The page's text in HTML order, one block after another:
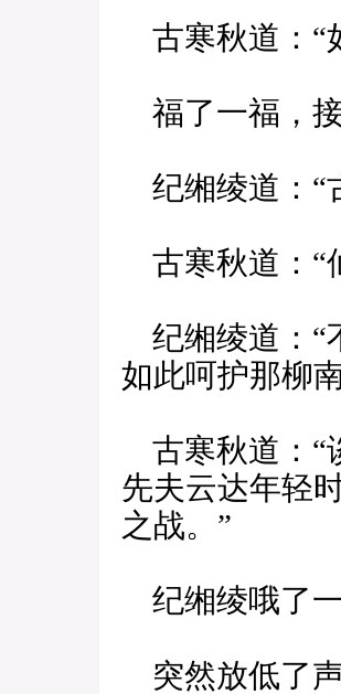
古寒秋道：
福了一福，
纪缃绫道：“
古寒秋道：“
纪缃绫道：“
如此呵护那柳
古寒秋道：“
先夫云达年轻
之战。”
纪缃绫哦了
突然放低了